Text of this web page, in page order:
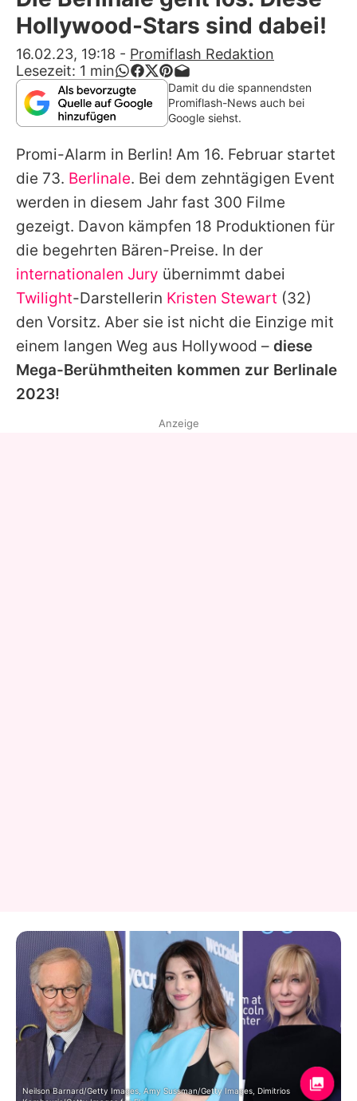
Alle Themen auf Promiflash
App runterladen
Team
Redaktionelle Richtlinien
Impressum
Nutzungsbedingungen
Utiq verwalten
Hollywood-Stars sind dabei!
16.02.23, 19:18 - Promiflash Redaktion
Lesezeit: 1 min
Damit du die spannendsten
Promiflash-News auch bei
Google siehst.
Promi-Alarm in Berlin! Am 16. Februar startet
die 73. Berlinale. Bei dem zehntägigen Event
werden in diesem Jahr fast 300 Filme
gezeigt. Davon kämpfen 18 Produktionen für
die begehrten Bären-Preise. In der
internationalen Jury übernimmt dabei
Twilight-Darstellerin Kristen Stewart (32)
den Vorsitz. Aber sie ist nicht die Einzige mit
einem langen Weg aus Hollywood – diese
Mega-Berühmtheiten kommen zur Berlinale
2023!
Anzeige
Neilson Barnard/Getty Images, Amy Sussman/Getty Images, Dimitrios